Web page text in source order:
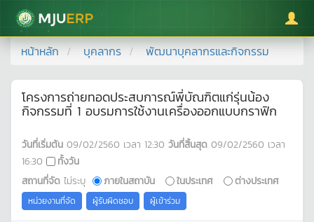
มหาวิทยาลัยแม่โจ้
หน้าหลัก บุคลากร พัฒนาบุคลากรและกิจกรรม
โครงการถ่ายทอดประสบการณ์พี่บัณฑิตแก่รุ่นน้อง
กิจกรรมที่ 1 อบรมการใช้งานเครื่องออกแบบกราฟิก
วันที่เริ่มต้น 09/02/2560 เวลา 12:30 วันที่สิ้นสุด 09/02/2560 เวลา
16:30
ทั้งวัน
สถานที่จัด ไม่ระบุ ภายในสถาบัน ในประเทศ ต่างประเทศ
หน่วยงานที่จัด ผู้รับผิดชอบ ผู้เข้าร่วม